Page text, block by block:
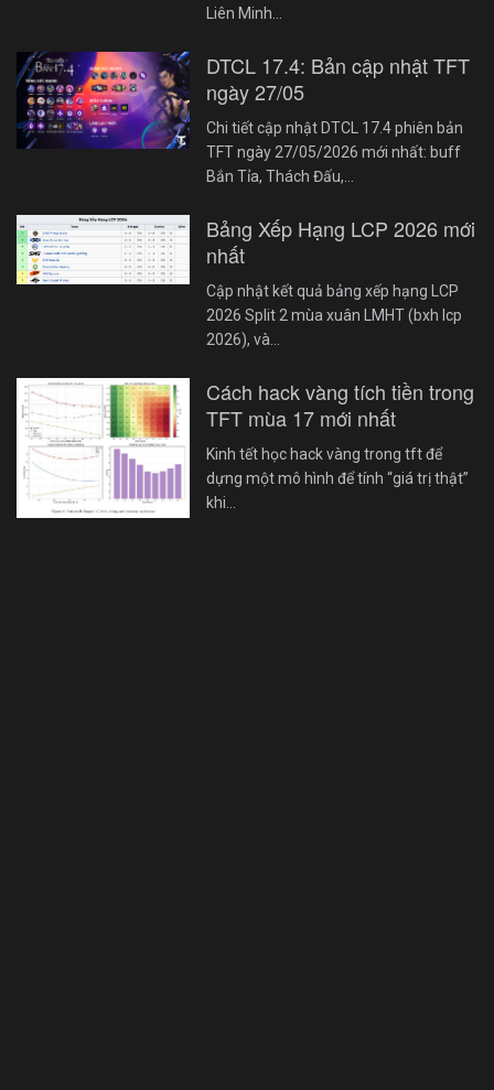
Liên Minh…
DTCL 17.4: Bản cập nhật TFT
ngày 27/05
Chi tiết cập nhật DTCL 17.4 phiên bản
TFT ngày 27/05/2026 mới nhất: buff
Bắn Tỉa, Thách Đấu,…
Bảng Xếp Hạng LCP 2026 mới
nhất
Cập nhật kết quả bảng xếp hạng LCP
2026 Split 2 mùa xuân LMHT (bxh lcp
2026), và…
Cách hack vàng tích tiền trong
TFT mùa 17 mới nhất
Kinh tết học hack vàng trong tft để
dựng một mô hình để tính “giá trị thật”
khi…